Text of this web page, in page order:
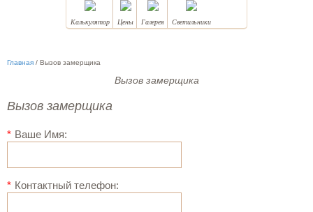
Калькулятор Цены Галерея Светильники
Главная / Вызов замерщика
Вызов замерщика
Вызов замерщика
* Ваше Имя:
* Контактный телефон: